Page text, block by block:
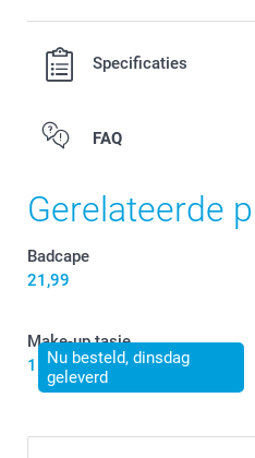
Specificaties
FAQ
Gerelateerde
Badcape
21,99
Nu besteld, dinsdag
geleverd
Make-up tasje
15,99